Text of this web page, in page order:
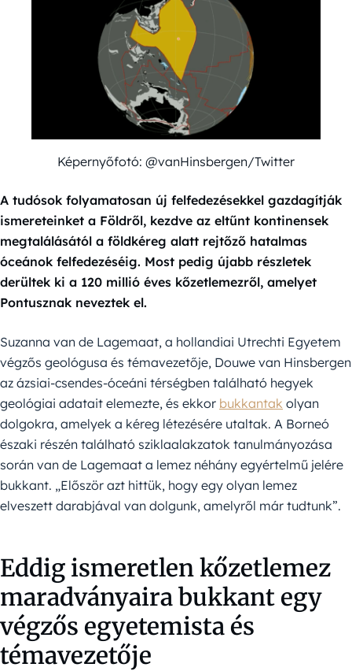
Képernyőfotó: @vanHinsbergen/Twitter
A tudósok folyamatosan új felfedezésekkel gazdagítják
ismereteinket a Földről, kezdve az eltűnt kontinensek
megtalálásától a földkéreg alatt rejtőző hatalmas
óceánok felfedezéséig. Most pedig újabb részletek
derültek ki a 120 millió éves kőzetlemezről, amelyet
Pontusznak neveztek el.
Suzanna van de Lagemaat, a hollandiai Utrechti Egyetem
végzős geológusa és témavezetője, Douwe van Hinsbergen
az ázsiai-csendes-óceáni térségben található hegyek
geológiai adatait elemezte, és ekkor bukkantak olyan
dolgokra, amelyek a kéreg létezésére utaltak. A Borneó
északi részén található sziklaalakzatok tanulmányozása
során van de Lagemaat a lemez néhány egyértelmű jelére
bukkant. „Először azt hittük, hogy egy olyan lemez
elveszett darabjával van dolgunk, amelyről már tudtunk”.
Eddig ismeretlen kőzetlemez
maradványaira bukkant egy
végzős egyetemista és
témavezetője